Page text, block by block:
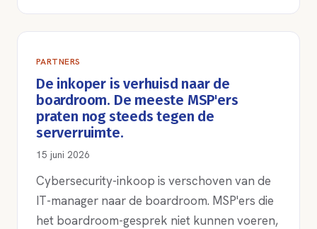
PARTNERS
De inkoper is verhuisd naar de
boardroom. De meeste MSP'ers
praten nog steeds tegen de
serverruimte.
15 juni 2026
Cybersecurity-inkoop is verschoven van de
IT-manager naar de boardroom. MSP'ers die
het boardroom-gesprek niet kunnen voeren,